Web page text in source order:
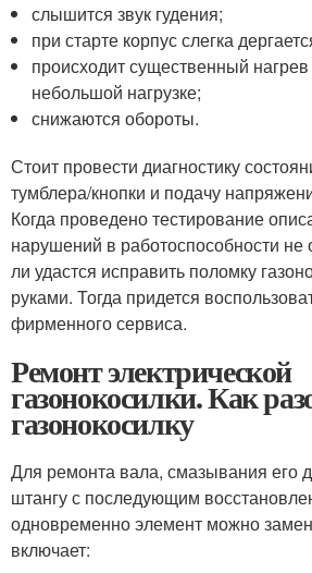
слышится звук гудения;
при старте корпус слегка
происходит существенный
небольшой нагрузке;
снижаются обороты.
Стоит провести диагностику
тумблера/кнопки и подачу
Когда проведено тестирование
нарушений в работоспособности
ли удастся исправить поломку
руками. Тогда придется
фирменного сервиса.
Ремонт электрической
газонокосилки. Как
газонокосилку
Для ремонта вала, смазывания его
штангу с последующим
одновременно элемент можно
включает: